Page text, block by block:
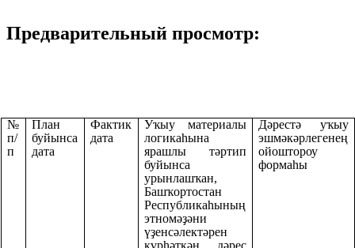
Предварительный просмотр:
№
п/
п
План
буйынса
дата
Фактик
дата
Уҡыу материалы
логикаһына
ярашлы тәртип
буйынса
урынлашҡан,
Башҡортостан
Республикаһының
этномәҙәни
үҙенсәлектәрен
Дәрестә уҡыу
эшмәкәрлегенең
ойоштороу
формаһы